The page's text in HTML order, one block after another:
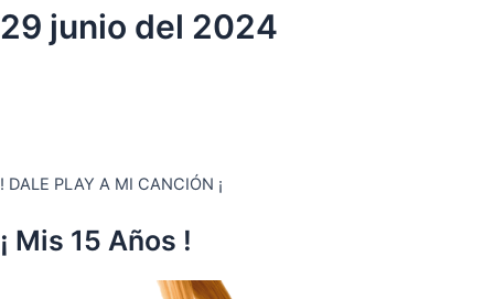
29 junio del 2024
! DALE PLAY A MI CANCIÓN ¡
¡ Mis 15 Años !